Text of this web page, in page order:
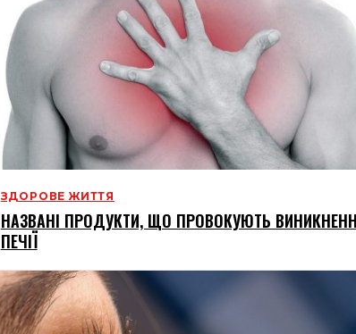
ЗДОРОВЕ ЖИТТЯ
НАЗВАНІ ПРОДУКТИ, ЩО ПРОВОКУЮТЬ
ПЕЧІЇ